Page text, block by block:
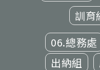
訓育
06.總務處
出納組